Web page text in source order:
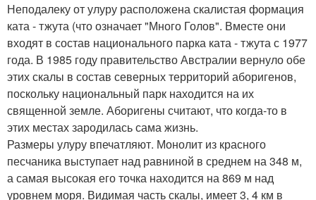
Неподалеку от улуру расположена скалистая формация
ката - тжута (что означает "Много Голов". Вместе они
входят в состав национального парка ката - тжута с 1977
года. В 1985 году правительство Австралии вернуло обе
этих скалы в состав северных территорий аборигенов,
поскольку национальный парк находится на их
священной земле. Аборигены считают, что когда-то в
этих местах зародилась сама жизнь.
Размеры улуру впечатляют. Монолит из красного
песчаника выступает над равниной в среднем на 348 м,
а самая высокая его точка находится на 869 м над
уровнем моря. Видимая часть скалы, имеет 3, 4 км в